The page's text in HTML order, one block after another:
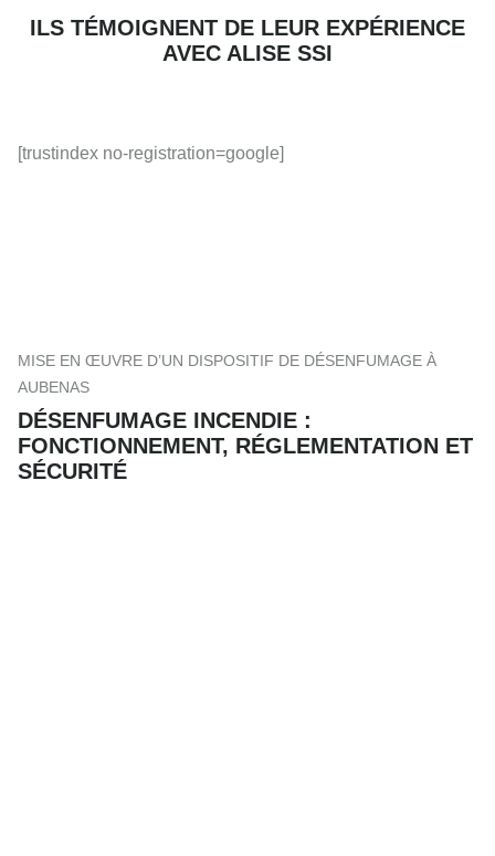
ILS TÉMOIGNENT DE LEUR EXPÉRIENCE
AVEC ALISE SSI
[trustindex no-registration=google]
MISE EN ŒUVRE D’UN DISPOSITIF DE DÉSENFUMAGE À
AUBENAS
DÉSENFUMAGE INCENDIE :
FONCTIONNEMENT, RÉGLEMENTATION ET
SÉCURITÉ